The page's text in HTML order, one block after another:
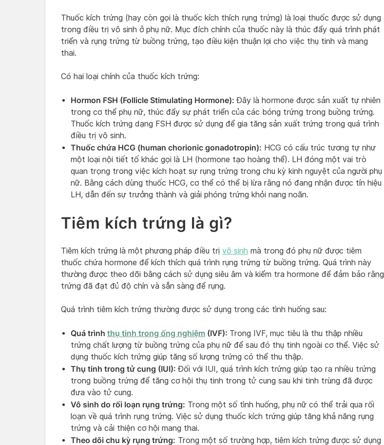
Thuốc kích trứng (hay còn gọi là thuốc kích thích rụng trứng) là loại thuốc được sử dụng
trong điều trị vô sinh ở phụ nữ. Mục đích chính của thuốc này là thúc đẩy quá trình phát
triển và rụng trứng từ buồng trứng, tạo điều kiện thuận lợi cho việc thụ tinh và mang
thai.
Có hai loại chính của thuốc kích trứng:
Hormon FSH (Follicle Stimulating Hormone): Đây là hormone được sản xuất tự nhiên
trong cơ thể phụ nữ, thúc đẩy sự phát triển của các bóng trứng trong buồng trứng.
Thuốc kích trứng dạng FSH được sử dụng để gia tăng sản xuất trứng trong quá trình
điều trị vô sinh.
Thuốc chứa HCG (human chorionic gonadotropin): HCG có cấu trúc tương tự như
một loại nội tiết tố khác gọi là LH (hormone tạo hoàng thể). LH đóng một vai trò
quan trọng trong việc kích hoạt sự rụng trứng trong chu kỳ kinh nguyệt của người phụ
nữ. Bằng cách dùng thuốc HCG, cơ thể có thể bị lừa rằng nó đang nhận được tín hiệu
LH, dẫn đến sự trưởng thành và giải phóng trứng khỏi nang noãn.
Tiêm kích trứng là gì?
Tiêm kích trứng là một phương pháp điều trị vô sinh mà trong đó phụ nữ được tiêm
thuốc chứa hormone để kích thích quá trình rụng trứng từ buồng trứng. Quá trình này
thường được theo dõi bằng cách sử dụng siêu âm và kiểm tra hormone để đảm bảo rằng
trứng đã đạt đủ độ chín và sẵn sàng để rụng.
Quá trình tiêm kích trứng thường được sử dụng trong các tình huống sau:
Quá trình thụ tinh trong ống nghiệm (IVF): Trong IVF, mục tiêu là thu thập nhiều
trứng chất lượng từ buồng trứng của phụ nữ để sau đó thụ tinh ngoài cơ thể. Việc sử
dụng thuốc kích trứng giúp tăng số lượng trứng có thể thu thập.
Thụ tinh trong tử cung (IUI): Đối với IUI, quá trình kích trứng giúp tạo ra nhiều trứng
trong buồng trứng để tăng cơ hội thụ tinh trong tử cung sau khi tinh trùng đã được
đưa vào tử cung.
Vô sinh do rối loạn rụng trứng: Trong một số tình huống, phụ nữ có thể trải qua rối
loạn về quá trình rụng trứng. Việc sử dụng thuốc kích trứng giúp tăng khả năng rụng
trứng và cải thiện cơ hội mang thai.
Theo dõi chu kỳ rụng trứng: Trong một số trường hợp, tiêm kích trứng được sử dụng